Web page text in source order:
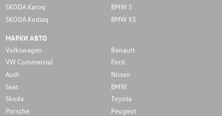
SKODA Karoq
SKODA Kodiaq
BMW 5
BMW X5
МАРКИ АВТО
Volkswagen
Renault
VW Commercial
Ford
Audi
Nissan
Seat
BMW
Skoda
Toyota
Porsche
Peugeot